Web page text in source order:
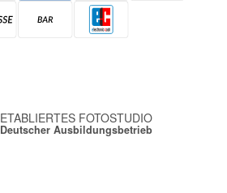
ETABLIERTES FOTOSTUDIO
Deutscher Ausbildungsbetrieb